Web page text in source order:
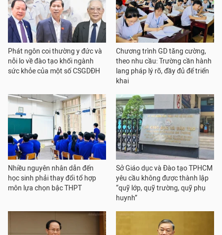
Phát ngôn coi thường y đức và
nỗi lo về đào tạo khối ngành
sức khỏe của một số CSGDĐH
Chương trình GD tăng cường,
theo nhu cầu: Trường cần hành
lang pháp lý rõ, đầy đủ để triển
khai
Nhiều nguyên nhân dẫn đến
học sinh phải thay đổi tổ hợp
môn lựa chọn bậc THPT
Sở Giáo dục và Đào tạo TPHCM
yêu cầu không được thành lập
“quỹ lớp, quỹ trường, quỹ phụ
huynh”